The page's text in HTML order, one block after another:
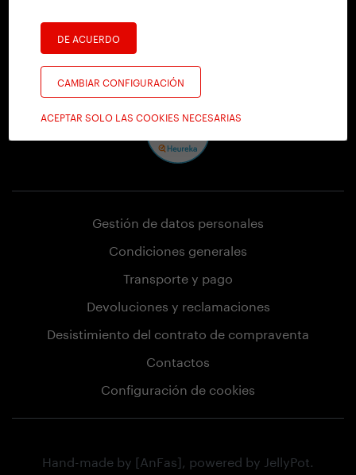
DE ACUERDO
CAMBIAR CONFIGURACIÓN
ACEPTAR SOLO LAS COOKIES NECESARIAS
Síguenos en redes sociales
Gestión de datos personales
Condiciones generales
Transporte y pago
Devoluciones y reclamaciones
Desistimiento del contrato de compraventa
Contactos
Configuración de cookies
Hand-made by [AnFas], powered by JellyPot.